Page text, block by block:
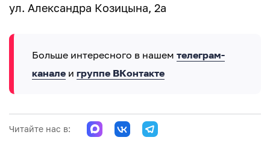
ул. Александра Козицына, 2а
Больше интересного в нашем телеграм-
канале и группе ВКонтакте
Читайте нас в: